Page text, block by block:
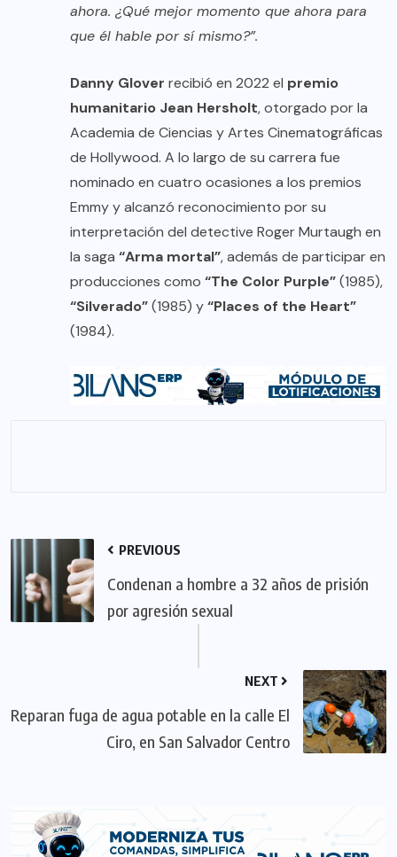
ahora. ¿Qué mejor momento que ahora para
que él hable por sí mismo?”.
Danny Glover recibió en 2022 el premio
humanitario Jean Hersholt, otorgado por la
Academia de Ciencias y Artes Cinematográficas
de Hollywood. A lo largo de su carrera fue
nominado en cuatro ocasiones a los premios
Emmy y alcanzó reconocimiento por su
interpretación del detective Roger Murtaugh en
la saga “Arma mortal”, además de participar en
producciones como “The Color Purple”(1985),
“Silverado”(1985) y“Places of the Heart”
(1984).
PREVIOUS
Condenan a hombre a 32 años de prisión
por agresión sexual
NEXT
Reparan fuga de agua potable en la calle El
Ciro, en San Salvador Centro